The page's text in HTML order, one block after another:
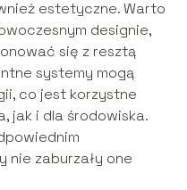
estetyczne. Warto
designie,
się z resztą
systemy mogą
co jest korzystne
jak i dla środowiska.
nie zaburzały one